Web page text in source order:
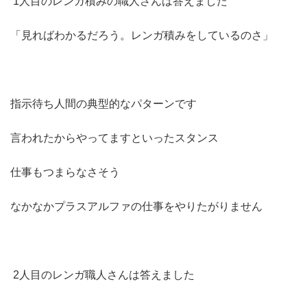
「見ればわかるだろう。レンガ積みをしているのさ」
指示待ち人間の典型的なパターンです
言われたからやってますといったスタンス
仕事もつまらなさそう
なかなかプラスアルファの仕事をやりたがりません
2人目のレンガ職人さんは答えました